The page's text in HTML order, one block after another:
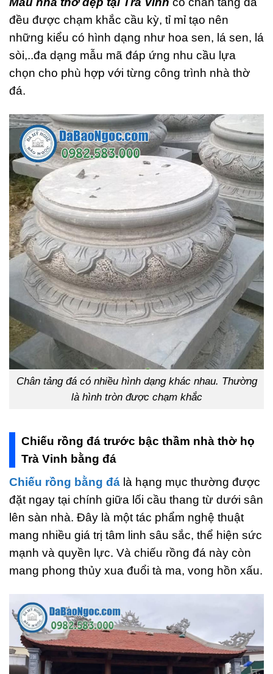
đều được chạm khắc cầu kỳ, tỉ mỉ tạo nên
những kiểu có hình dạng như hoa sen, lá sen, lá
sòi,..đa dạng mẫu mã đáp ứng nhu cầu lựa
chọn cho phù hợp với từng công trình nhà thờ
đá.
Chân tảng đá có nhiều hình dạng khác nhau. Thường
là hình tròn được chạm khắc
Chiếu rồng đá trước bậc thầm nhà thờ họ
Trà Vinh bằng đá
Chiếu rồng bằng đá là hạng mục thường được
đặt ngay tại chính giữa lối cầu thang từ dưới sân
lên sàn nhà. Đây là một tác phẩm nghệ thuật
mang nhiều giá trị tâm linh sâu sắc, thể hiện sức
mạnh và quyền lực. Và chiếu rồng đá này còn
mang phong thủy xua đuổi tà ma, vong hồn xấu.